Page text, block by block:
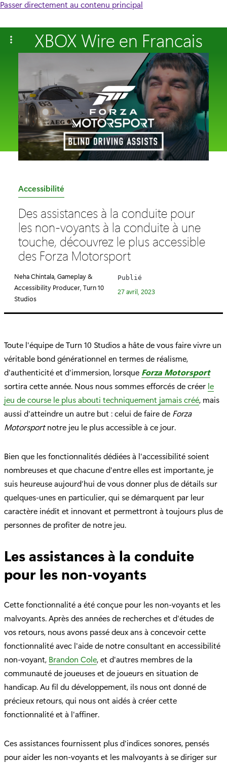
Passer directement au contenu principal
XBOX Wire en Francais
C
t
é
g
o
i
e
:
Accessibilité
Des assistances à la conduite pour
les non-voyants à la conduite à une
touche, découvrez le plus accessible
des Forza Motorsport
Neha Chintala, Gameplay &
Accessibility Producer, Turn 10
Studios
Publié
27 avril, 2023
Toute l'équipe de Turn 10 Studios a hâte de vous faire vivre un
véritable bond générationnel en termes de réalisme,
d'authenticité et d'immersion, lorsque Forza Motorsport
sortira cette année. Nous nous sommes efforcés de créer le
jeu de course le plus abouti techniquement jamais créé, mais
aussi d'atteindre un autre but : celui de faire de Forza
Motorsportnotre jeu le plus accessible à ce jour.
Bien que les fonctionnalités dédiées à l'accessibilité soient
nombreuses et que chacune d'entre elles est importante, je
suis heureuse aujourd’hui de vous donner plus de détails sur
quelques-unes en particulier, qui se démarquent par leur
caractère inédit et innovant et permettront à toujours plus de
personnes de profiter de notre jeu.
Les assistances à la conduite
pour les non-voyants
Cette fonctionnalité a été conçue pour les non-voyants et les
malvoyants. Après des années de recherches et d'études de
vos retours, nous avons passé deux ans à concevoir cette
fonctionnalité avec l'aide de notre consultant en accessibilité
non-voyant, Brandon Cole, et d'autres membres de la
communauté de joueuses et de joueurs en situation de
handicap. Au fil du développement, ils nous ont donné de
précieux retours, qui nous ont aidés à créer cette
fonctionnalité et à l'affiner.
Ces assistances fournissent plus d'indices sonores, pensés
pour aider les non-voyants et les malvoyants à se diriger sur